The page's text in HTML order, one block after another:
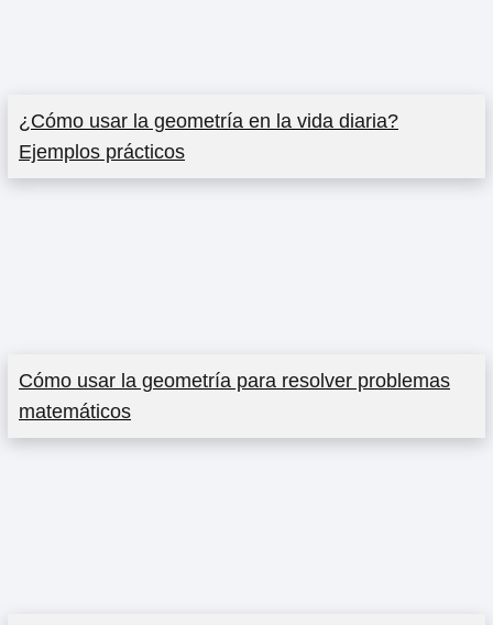
¿Cómo usar la geometría en la vida diaria?
Ejemplos prácticos
Cómo usar la geometría para resolver problemas
matemáticos